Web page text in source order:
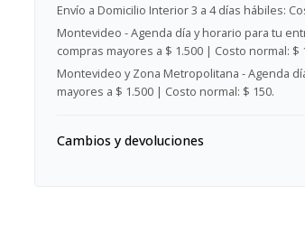
Envío a Domicilio Interior 3 a 4 días hábiles:
Montevideo - Agenda día y horario para tu
compras mayores a $ 1.500 | Costo normal: $
Montevideo y Zona Metropolitana - Agenda
mayores a $ 1.500 | Costo normal: $ 150.
Cambios y devoluciones